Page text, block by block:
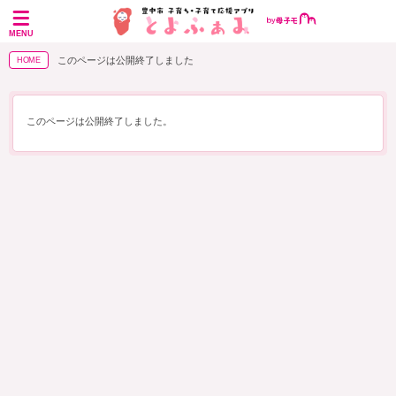
MENU
HOME このページは公開終了しました
このページは公開終了しました。